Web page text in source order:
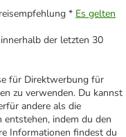
* Es gelten
der letzten 30
für Direktwerbung für
zu verwenden. Du kannst
andere als die
indem du den
Informationen findest du